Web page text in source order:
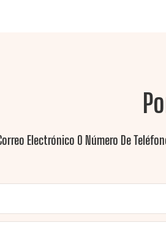
Electrónico O Número De